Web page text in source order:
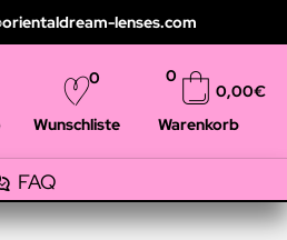
lenses.com
Wunschliste
0
Warenkorb
0,00€
0
FAQ